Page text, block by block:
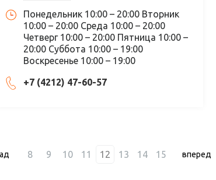
Понедельник 10:00 – 20:00 Вторник
10:00 – 20:00 Среда 10:00 – 20:00
Четверг 10:00 – 20:00 Пятница 10:00 –
20:00 Суббота 10:00 – 19:00
Воскресенье 10:00 – 19:00
+7 (4212) 47-60-57
8 9 10 11 12 13 14 15 вперед